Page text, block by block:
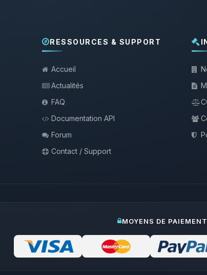
RESSOURCES & SUPPORT
Accueil
Actualités
FAQ
Documentation API
Forum
Contact / Support
MOYENS DE